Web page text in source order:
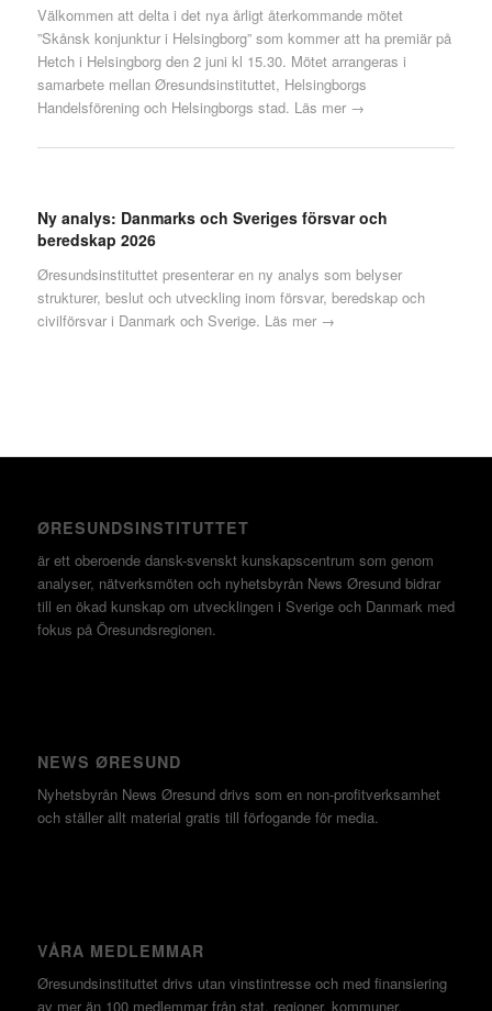
Välkommen att delta i det nya årligt återkommande mötet
”Skånsk konjunktur i Helsingborg” som kommer att ha premiär på
Hetch i Helsingborg den 2 juni kl 15.30. Mötet arrangeras i
samarbete mellan Øresundsinstituttet, Helsingborgs
Handelsförening och Helsingborgs stad. Läs mer →
Ny analys: Danmarks och Sveriges försvar och
beredskap 2026
Øresundsinstituttet presenterar en ny analys som belyser
strukturer, beslut och utveckling inom försvar, beredskap och
civilförsvar i Danmark och Sverige. Läs mer →
ØRESUNDSINSTITUTTET
är ett oberoende dansk-svenskt kunskapscentrum som genom
analyser, nätverksmöten och nyhetsbyrån News Øresund bidrar
till en ökad kunskap om utvecklingen i Sverige och Danmark med
fokus på Öresundsregionen.
NEWS ØRESUND
Nyhetsbyrån News Øresund drivs som en non-profitverksamhet
och ställer allt material gratis till förfogande för media.
VÅRA MEDLEMMAR
Øresundsinstituttet drivs utan vinst­intresse och med finansiering
av mer än 100 medlemmar från stat, regioner, kommuner,